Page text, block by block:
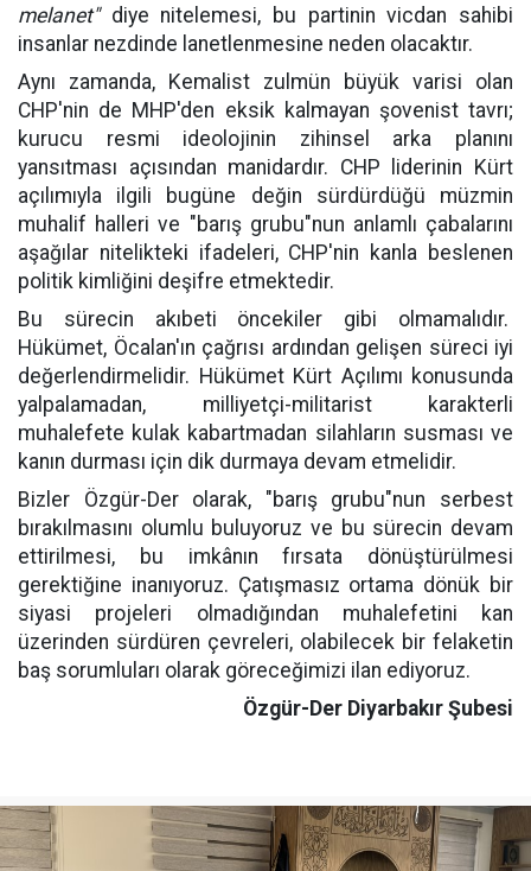
melanet"diye nitelemesi, bu partinin vicdan sahibi
insanlar nezdinde lanetlenmesine neden olacaktır.
Aynı zamanda, Kemalist zulmün büyük varisi olan
CHP'nin de MHP'den eksik kalmayan şovenist tavrı;
kurucu resmi ideolojinin zihinsel arka planını
yansıtması açısından manidardır. CHP liderinin Kürt
açılımıyla ilgili bugüne değin sürdürdüğü müzmin
muhalif halleri ve "barış grubu"nun anlamlı çabalarını
aşağılar nitelikteki ifadeleri, CHP'nin kanla beslenen
politik kimliğini deşifre etmektedir.
Bu sürecin akıbeti öncekiler gibi olmamalıdır.
Hükümet, Öcalan'ın çağrısı ardından gelişen süreci iyi
değerlendirmelidir. Hükümet Kürt Açılımı konusunda
yalpalamadan, milliyetçi-militarist karakterli
muhalefete kulak kabartmadan silahların susması ve
kanın durması için dik durmaya devam etmelidir.
Bizler Özgür-Der olarak, "barış grubu"nun serbest
bırakılmasını olumlu buluyoruz ve bu sürecin devam
ettirilmesi, bu imkânın fırsata dönüştürülmesi
gerektiğine inanıyoruz. Çatışmasız ortama dönük bir
siyasi projeleri olmadığından muhalefetini kan
üzerinden sürdüren çevreleri, olabilecek bir felaketin
baş sorumluları olarak göreceğimizi ilan ediyoruz.
Özgür-Der Diyarbakır Şubesi